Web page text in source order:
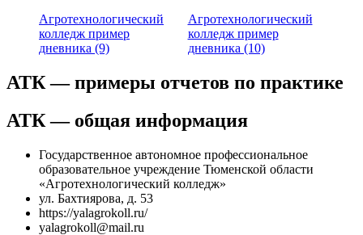
Агротехнологический
колледж пример
дневника (9)
Агротехнологический
колледж пример
дневника (10)
АТК — примеры отчетов по практике
АТК — общая информация
Государственное автономное профессиональное
образовательное учреждение Тюменской области
«Агротехнологический колледж»
ул. Бахтиярова, д. 53
https://yalagrokoll.ru/
yalagrokoll@mail.ru